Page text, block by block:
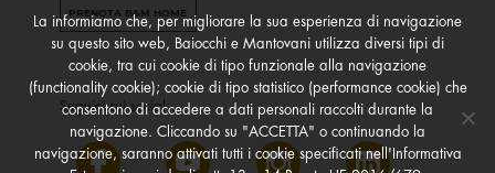
PRENOTA B&M HOME
Seguici sui social
La informiamo che, per migliorare la sua esperienza di navigazione
su questo sito web, Baiocchi e Mantovani utilizza diversi tipi di
cookie, tra cui cookie di tipo funzionale alla navigazione
(functionality cookie); cookie di tipo statistico (performance cookie) che
consentono di accedere a dati personali raccolti durante la
navigazione. Cliccando su "ACCETTA" o continuando la
navigazione, saranno attivati tutti i cookie specificati nell'Informativa